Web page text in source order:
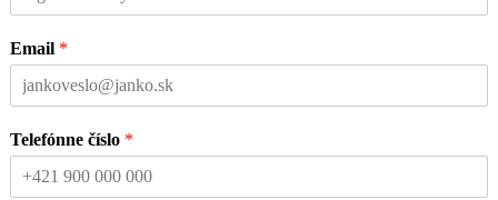
Email *
Telefónne číslo *